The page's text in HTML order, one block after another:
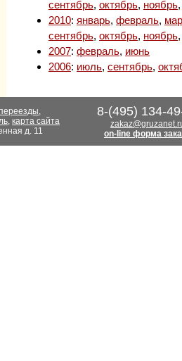
сентябрь, октябрь, ноябрь
2010: январь, февраль,
сентябрь, октябрь, ноябрь
2007: февраль, июнь
2006: июль, сентябрь,
,
, карта сайта
д. 11
8-(495) 134-
on-line форма